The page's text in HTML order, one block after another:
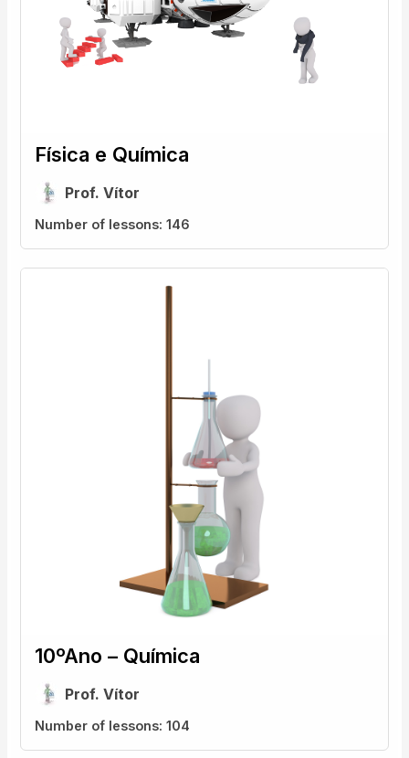
Física e Química
Prof. Vítor
Number of lessons:146
10ºAno – Química
Prof. Vítor
Number of lessons:104